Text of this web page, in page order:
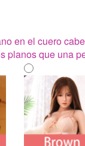
en el cuero
planos que una